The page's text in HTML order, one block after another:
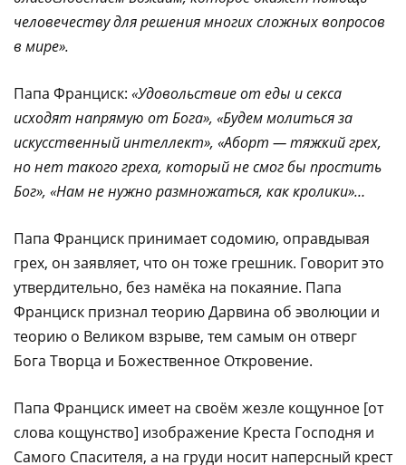
человечеству для решения многих сложных вопросов
в мире».
Папа Франциск: «Удовольствие от еды и секса
исходят напрямую от Бога», «Будем молиться за
искусственный интеллект», «Аборт — тяжкий грех,
но нет такого греха, который не смог бы простить
Бог», «Нам не нужно размножаться, как кролики»…
Папа Франциск принимает содомию, оправдывая
грех, он заявляет, что он тоже грешник. Говорит это
утвердительно, без намёка на покаяние. Папа
Франциск признал теорию Дарвина об эволюции и
теорию о Великом взрыве, тем самым он отверг
Бога Творца и Божественное Откровение.
Папа Франциск имеет на своём жезле кощунное [от
слова кощунство] изображение Креста Господня и
Самого Спасителя, а на груди носит наперсный крест